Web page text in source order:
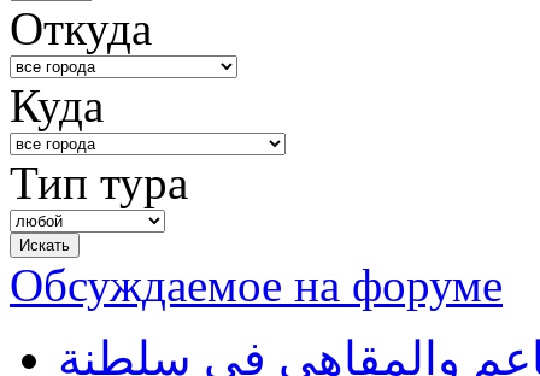
Откуда
Куда
Тип тура
Обсуждаемое на форуме
والمقاهي في سلطنة